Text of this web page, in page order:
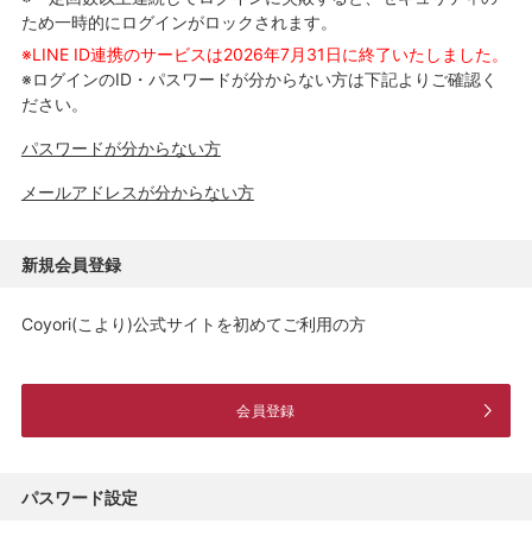
ため一時的にログインがロックされます。
※LINE ID連携のサービスは2026年7月31日に終了いたしました。
※ログインのID・パスワードが分からない方は下記よりご確認く
ださい。
パスワードが分からない方
メールアドレスが分からない方
新規会員登録
Coyori(こより)公式サイトを初めてご利用の方
会員登録
パスワード設定